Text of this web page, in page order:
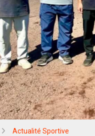
Actualité Sportive